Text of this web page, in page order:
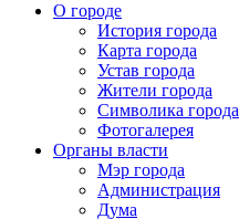
О городе
История города
Карта города
Устав города
Жители города
Символика города
Фотогалерея
Органы власти
Мэр города
Администрация
Дума